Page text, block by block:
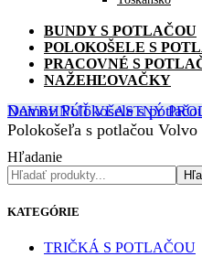
BUNDY S POTLAČOU
POLOKOŠELE S
PRACOVNÉ S
NAŽEHĽOVAČKY
NAVRHNÚŤ VLASTNÝ
DomovPolokošele s
Polokošeľa s potlačou Volvo
Hľadanie
KATEGÓRIE
TRIČKÁ S POTLAČOU